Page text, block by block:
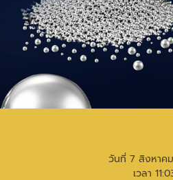
วันที่ 7 สิงหาค
เวลา